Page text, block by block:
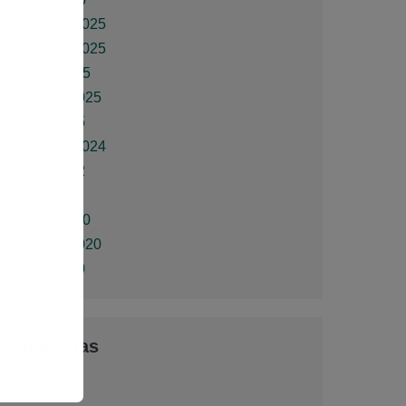
dezembro 2025
novembro 2025
outubro 2025
setembro 2025
agosto 2025
dezembro 2024
agosto 2022
outubro 2020
setembro 2020
agosto 2020
Categorias